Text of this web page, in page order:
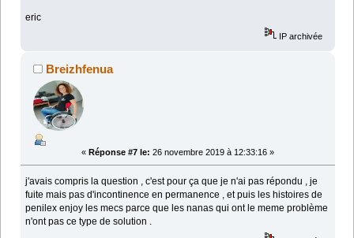
eric
IP archivée
Breizhfenua
« Réponse #7 le: 26 novembre 2019 à 12:33:16 »
j'avais compris la question , c'est pour ça que je n'ai pas répondu , je
fuite mais pas d'incontinence en permanence , et puis les histoires de
penilex enjoy les mecs parce que les nanas qui ont le meme problème
n'ont pas ce type de solution .